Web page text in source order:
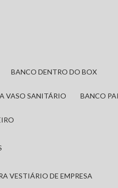
BANCO DENTRO DO BOX
VASO SANITÁRIO BANCO
VESTIÁRIO DE EMPRESA